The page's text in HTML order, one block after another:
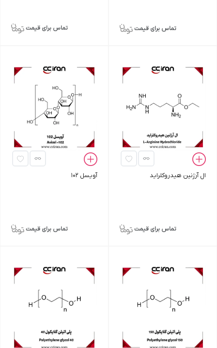
تماس برای قیمت تماس برای قیمت
ال آرژنین هیدروکلراید
تماس برای قیمت
آویسل 102
تماس برای قیمت